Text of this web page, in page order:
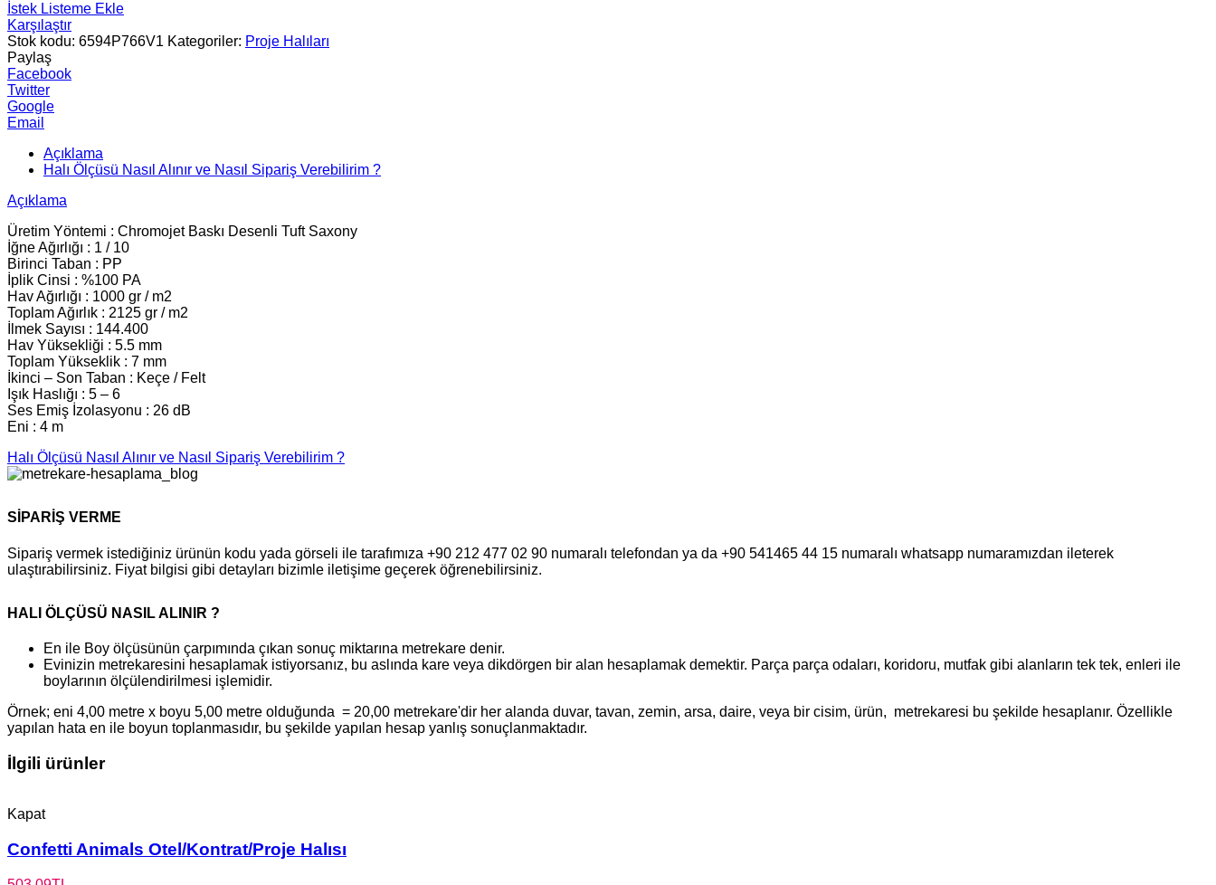
İstek Listeme Ekle
Karşılaştır
Stok kodu: 6594P766V1 Kategoriler: Proje Halıları
Paylaş
Facebook
Twitter
Google
Email
Açıklama
Halı Ölçüsü Nasıl Alınır ve Nasıl Sipariş Verebilirim ?
Açıklama
Üretim Yöntemi : Chromojet Baskı Desenli Tuft Saxony
İğne Ağırlığı : 1 / 10
Birinci Taban : PP
İplik Cinsi : %100 PA
Hav Ağırlığı : 1000 gr / m2
Toplam Ağırlık : 2125 gr / m2
İlmek Sayısı : 144.400
Hav Yüksekliği : 5.5 mm
Toplam Yükseklik : 7 mm
İkinci – Son Taban : Keçe / Felt
Işık Haslığı : 5 – 6
Ses Emiş İzolasyonu : 26 dB
Eni : 4 m
Halı Ölçüsü Nasıl Alınır ve Nasıl Sipariş Verebilirim ?
SİPARİŞ VERME
Sipariş vermek istediğiniz ürünün kodu yada görseli ile tarafımıza +90 212 477 02 90 numaralı telefondan ya da +90 541465 44 15 numaralı whatsapp numaramızdan ileterek
ulaştırabilirsiniz. Fiyat bilgisi gibi detayları bizimle iletişime geçerek öğrenebilirsiniz.
HALI ÖLÇÜSÜ NASIL ALINIR ?
En ile Boy ölçüsünün çarpımında çıkan sonuç miktarına metrekare denir.
Evinizin metrekaresini hesaplamak istiyorsanız, bu aslında kare veya dikdörgen bir alan hesaplamak demektir. Parça parça odaları, koridoru, mutfak gibi alanların tek tek, enleri ile
boylarının ölçülendirilmesi işlemidir.
Örnek; eni 4,00 metre x boyu 5,00 metre olduğunda = 20,00 metrekare'dir her alanda duvar, tavan, zemin, arsa, daire, veya bir cisim, ürün, metrekaresi bu şekilde hesaplanır. Özellikle
yapılan hata en ile boyun toplanmasıdır, bu şekilde yapılan hesap yanlış sonuçlanmaktadır.
İlgili ürünler
Kapat
Confetti Animals Otel/Kontrat/Proje Halısı